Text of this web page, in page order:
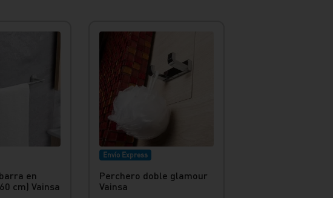
en
cm) Vainsa
Envío Express
Perchero doble glamour
Vainsa